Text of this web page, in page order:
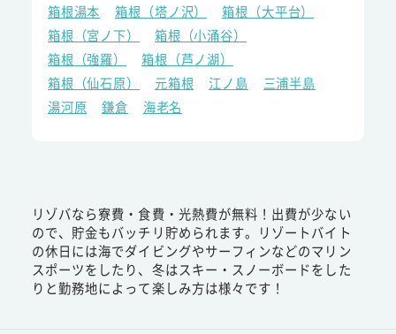
箱根湯本
箱根（塔ノ沢）
箱根（大平台）
箱根（宮ノ下）
箱根（小涌谷）
箱根（強羅）
箱根（芦ノ湖）
箱根（仙石原）
元箱根 江ノ島
三浦半島
湯河原
鎌倉 海老名
リゾバなら寮費・食費・光熱費が無料！出費が少ない
ので、貯金もバッチリ貯められます。リゾートバイト
の休日には海でダイビングやサーフィンなどのマリン
スポーツをしたり、冬はスキー・スノーボードをした
りと勤務地によって楽しみ方は様々です！